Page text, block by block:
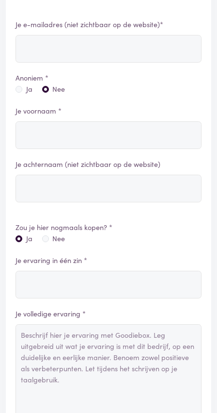
Je e-mailadres (niet zichtbaar op de website)*
Anoniem *
Ja
Nee
Je voornaam *
Je achternaam (niet zichtbaar op de website)
Zou je hier nogmaals kopen? *
Ja
Nee
Je ervaring in één zin *
Je volledige ervaring *